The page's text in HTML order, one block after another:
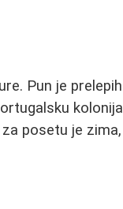
Pun je
posetu je